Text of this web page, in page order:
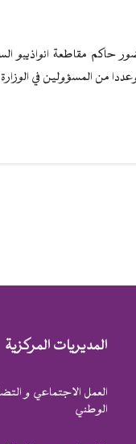
حاكم مقاطعة انواذيبو
من المسؤولين في الوزارة
المديريات المركزية
العمل الاجتماعي و
الوطني